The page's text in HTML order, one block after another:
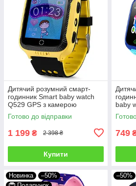
Дитячий розумний смарт-
годинник Smart baby watch
Q529 GPS з камерою
прослуховування для дітей із
трекером Жовтий
Готово до відправки
1 199 ₴ 2 398 ₴
Купити
baby
749
Новинка
–50%
–50%